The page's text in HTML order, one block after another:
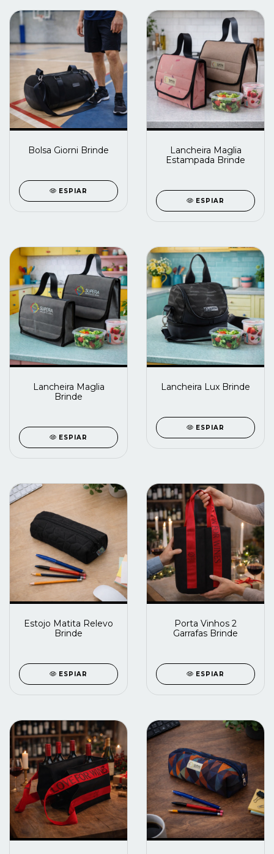
Bolsa Giorni Brinde
ESPIAR
Lancheira Maglia
Estampada Brinde
ESPIAR
Lancheira Maglia
Brinde
ESPIAR
Lancheira Lux Brinde
ESPIAR
Estojo Matita Relevo
Brinde
ESPIAR
Porta Vinhos 2
Garrafas Brinde
ESPIAR